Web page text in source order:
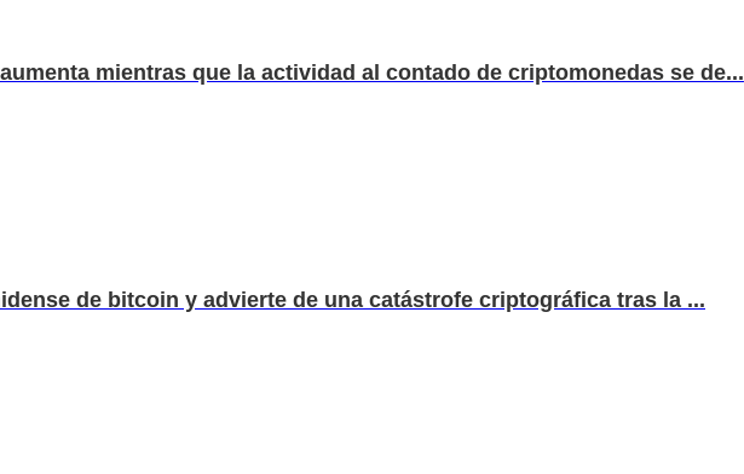
mientras que la actividad al contado de criptomonedas se de...
de bitcoin y advierte de una catástrofe criptográfica tras la ...